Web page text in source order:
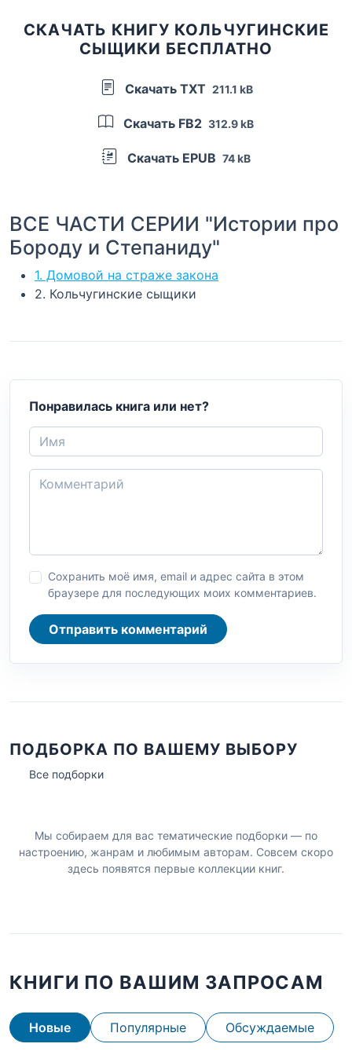
СКАЧАТЬ КНИГУ КОЛЬЧУГИНСКИЕ
СЫЩИКИ БЕСПЛАТНО
Скачать TXT 211.1 kB
Скачать FB2 312.9 kB
Скачать EPUB 74 kB
ВСЕ ЧАСТИ СЕРИИ "Истории про
Бороду и Степаниду"
1. Домовой на страже закона
2. Кольчугинские сыщики
Понравилась книга или нет?
Сохранить моё имя, email и адрес сайта в этом
браузере для последующих моих комментариев.
Отправить комментарий
ПОДБОРКА ПО ВАШЕМУ ВЫБОРУ
Все подборки
Мы собираем для вас тематические подборки — по
настроению, жанрам и любимым авторам. Совсем скоро
здесь появятся первые коллекции книг.
КНИГИ ПО ВАШИМ ЗАПРОСАМ
Новые Популярные Обсуждаемые